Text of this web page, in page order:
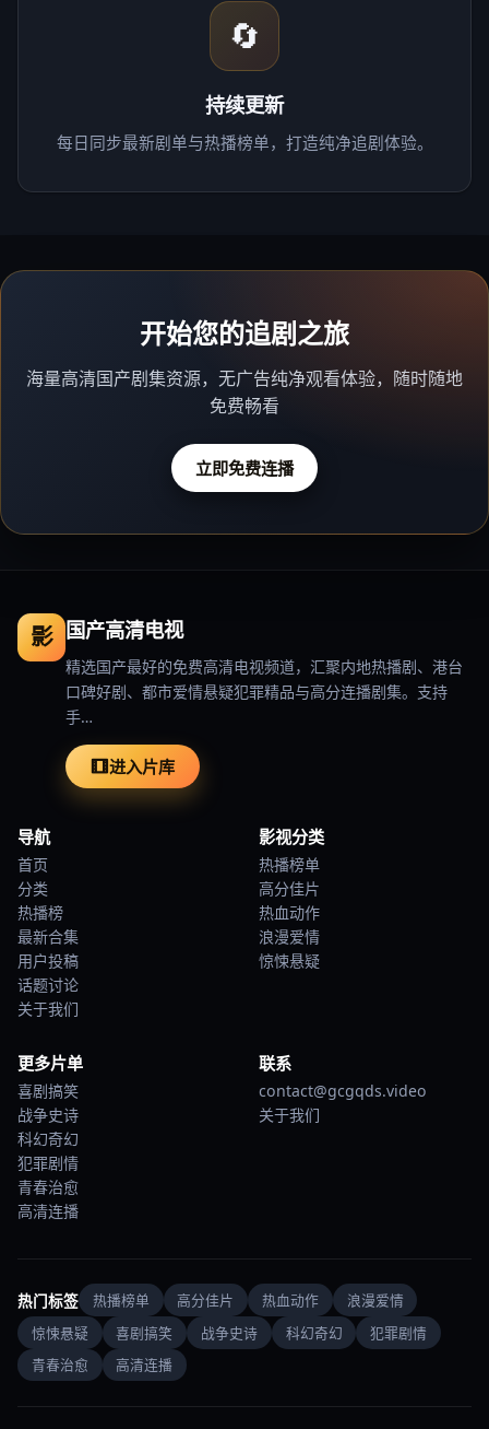
🔄
持续更新
每日同步最新剧单与热播榜单，打造纯净追剧体验。
开始您的追剧之旅
海量高清国产剧集资源，无广告纯净观看体验，随时随地
免费畅看
立即免费连播
影 国产高清电视
精选国产最好的免费高清电视频道，汇聚内地热播剧、港台
口碑好剧、都市爱情悬疑犯罪精品与高分连播剧集。支持
手…
进入片库
导航
首页
分类
热播榜
最新合集
用户投稿
话题讨论
关于我们
影视分类
热播榜单
高分佳片
热血动作
浪漫爱情
惊悚悬疑
更多片单
喜剧搞笑
战争史诗
科幻奇幻
犯罪剧情
青春治愈
高清连播
联系
contact@gcgqds.video
关于我们
热门标签 热播榜单 高分佳片 热血动作
浪漫爱情
惊悚悬疑
喜剧搞笑 战争史诗 科幻奇幻
犯罪剧情
青春治愈
高清连播